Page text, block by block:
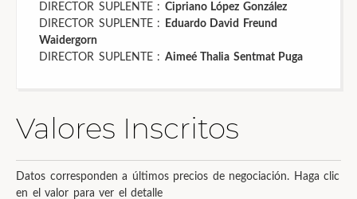
DIRECTOR SUPLENTE : Cipriano López González
DIRECTOR SUPLENTE :
Eduardo David Freund
Waidergorn
DIRECTOR SUPLENTE : Aimeé Thalia Sentmat Puga
Valores Inscritos
Datos corresponden a últimos precios de negociación. Haga clic
en el valor para ver el detalle